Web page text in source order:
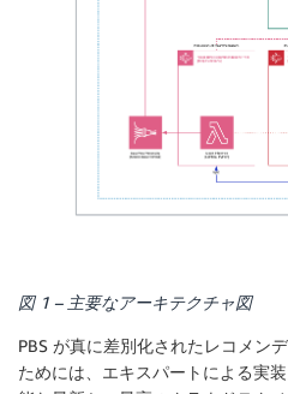
図 1 – 主要なアーキテクチャ図
PBS が真に差別化されたレコメン
ためには、エキスパートによる実